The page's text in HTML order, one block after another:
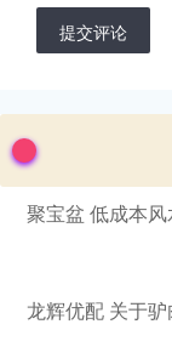
提交评论
聚宝盆 低成本
龙辉优配 关于